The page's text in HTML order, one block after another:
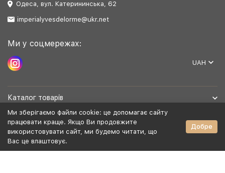
Одеса, вул. Катерининська, 62
imperialyvesdelorme@ukr.net
Ми у соцмережах:
UAH
Каталог товарів
Допомога
Політика конфіденційності
Ми зберігаємо файли cookie: це допомагає сайту
працювати краще. Якщо Ви продовжите
використовувати сайт, ми будемо читати, що
Вас це влаштовує.
Добре